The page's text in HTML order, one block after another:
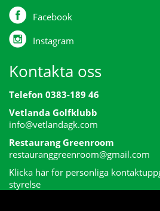
Facebook
Instagram
Kontakta oss
Telefon 0383-189 46
Vetlanda Golfklubb
info@vetlandagk.com
Restaurang Greenroom
restauranggreenroom@gmail.com
Klicka här för personliga
styrelse